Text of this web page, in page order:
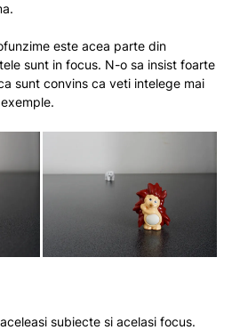
este acea parte din
sunt in focus. N-o sa insist foarte
sunt convins ca veti intelege mai
subiecte si acelasi focus.